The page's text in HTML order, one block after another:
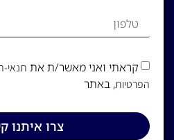
קראתי ואני מאשר/ת את תנאי-
הפרטיות, באתר
צרו איתנו